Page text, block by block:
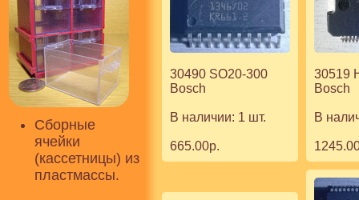
Сборные
ячейки
(кассетницы) из
пластмассы.
30490 SO20-300
Bosch
В наличии: 1 шт.
665.00р.
30519
Bosch
В